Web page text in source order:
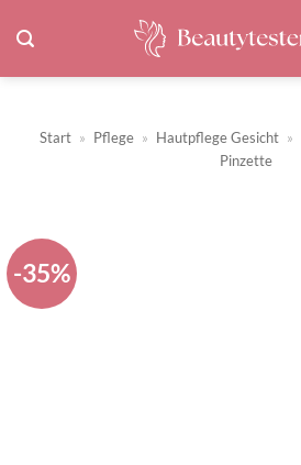
Inhalt
springen
Start » Pflege » Hautpflege Gesicht »
Pinzette
-35%